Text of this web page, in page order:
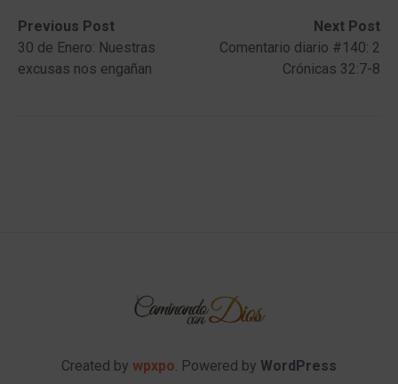
Post
navigation
Previous Post
Previous
post:30 de Enero: Nuestras
excusas nos engañan
Next Post
Next
post:
Comentario diario #140: 2
Crónicas 32:7-8
Created by wpxpo. Powered by WordPress